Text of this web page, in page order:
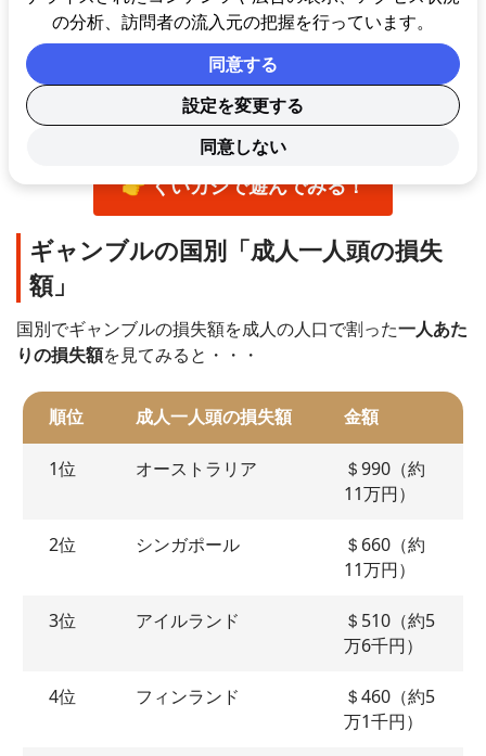
ツ1位になっているんですけれどね😎
🤑
パチンコも遊べるおススメオンラインカジノはこちら
っ♪
アジアNo.1を謳うクイーンカジノのレビュー★
👉 くいカジで遊んでみる！
ギャンブルの国別「成人一人頭の損失
額」
国別でギャンブルの損失額を成人の人口で割った一人あた
りの損失額を見てみると・・・
順位 成人一人頭の損失額 金額
1位 オーストラリア
＄990（約
11万円）
2位 シンガポール
＄660（約
11万円）
3位 アイルランド
＄510（約5
万6千円）
4位 フィンランド
＄460（約5
万1千円）
の分析、訪問者の流入元の把握を行っています。
設定を変更する
同意しない
同意する